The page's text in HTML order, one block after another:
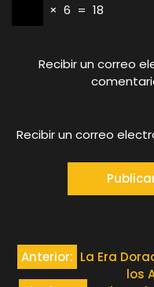
× 6 = 18
Recibir un correo
Recibir un correo
Navegación
Anterior: La Era
los